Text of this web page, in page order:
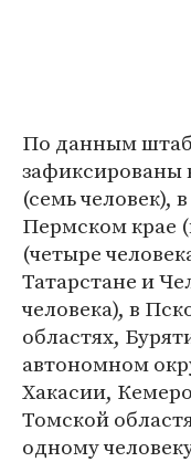
По данным
зафиксированы
(семь человек),
Пермском крае
(четыре
Татарстане и
человека), в
областях,
автономном
Хакасии,
Томской
одному